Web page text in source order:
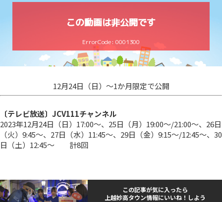
12月24日（日）～1か月限定で公開
〔テレビ放送〕JCV111チャンネル
2023年12月24日（日）17:00～、25日（月）19:00～/21:00～、26日
（火）9:45～、27日（水）11:45～、29日（金）9:15～/12:45～、30
日（土）12:45～ 計8回
この記事が気に入ったら
上越妙高タウン情報にいいね！しよう